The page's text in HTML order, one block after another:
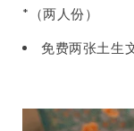
*（两人份）
免费两张土生